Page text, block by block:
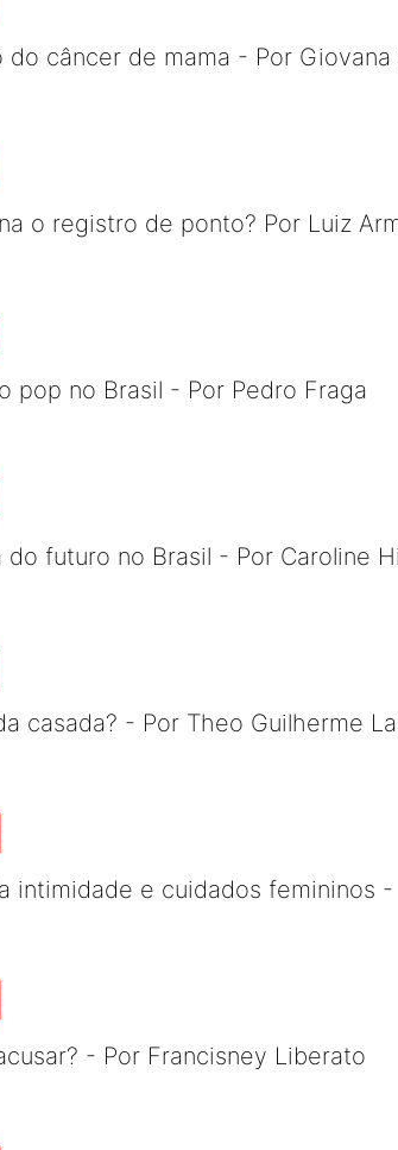
do câncer de mama - Por Giovana
o registro de ponto? Por Luiz
pop no Brasil - Por Pedro Fraga
do futuro no Brasil - Por Caroline
casada? - Por Theo Guilherme
intimidade e cuidados femininos -
- Por Francisney Liberato